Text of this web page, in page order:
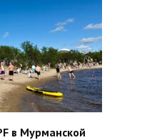
в Мурманской